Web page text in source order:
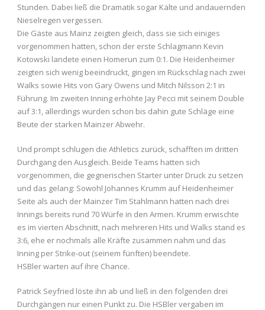
Stunden. Dabei ließ die Dramatik sogar Kälte und andauernden
Nieselregen vergessen.
Die Gäste aus Mainz zeigten gleich, dass sie sich einiges
vorgenommen hatten, schon der erste Schlagmann Kevin
Kotowski landete einen Homerun zum 0:1. Die Heidenheimer
zeigten sich wenig beeindruckt, gingen im Rückschlag nach zwei
Walks sowie Hits von Gary Owens und Mitch Nilsson 2:1 in
Führung. Im zweiten Inning erhöhte Jay Pecci mit seinem Double
auf 3:1, allerdings wurden schon bis dahin gute Schläge eine
Beute der starken Mainzer Abwehr.
Und prompt schlugen die Athletics zurück, schafften im dritten
Durchgang den Ausgleich. Beide Teams hatten sich
vorgenommen, die gegnerischen Starter unter Druck zu setzen
und das gelang: Sowohl Johannes Krumm auf Heidenheimer
Seite als auch der Mainzer Tim Stahlmann hatten nach drei
Innings bereits rund 70 Würfe in den Armen. Krumm erwischte
es im vierten Abschnitt, nach mehreren Hits und Walks stand es
3:6, ehe er nochmals alle Kräfte zusammen nahm und das
Inning per Strike-out (seinem fünften) beendete.
HSBler warten auf ihre Chance.
Patrick Seyfried löste ihn ab und ließ in den folgenden drei
Durchgängen nur einen Punkt zu. Die HSBler vergaben im